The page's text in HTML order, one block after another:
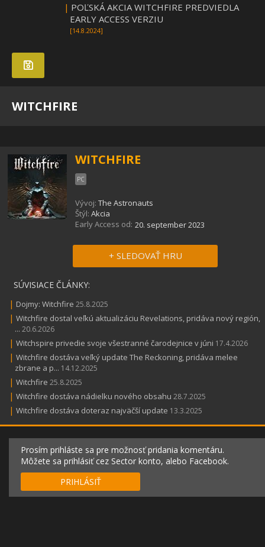
| POĽSKÁ AKCIA WITCHFIRE PREDVIEDLA
EARLY ACCESS VERZIU
[14.8.2024]
WITCHFIRE
WITCHFIRE
PC
Vývoj: The Astronauts
Štýl: Akcia
Early Access od: 20. september 2023
+ SLEDOVAŤ HRU
SÚVISIACE ČLÁNKY:
| Dojmy: Witchfire 25.8.2025
| Witchfire dostal veľkú aktualizáciu Revelations, pridáva nový región,
... 20.6.2026
| Witchspire privedie svoje všestranné čarodejnice v júni 17.4.2026
| Witchfire dostáva veľký update The Reckoning, pridáva melee
zbrane a p... 14.12.2025
| Witchfire 25.8.2025
| Witchfire dostáva nádielku nového obsahu 28.7.2025
| Witchfire dostáva doteraz najväčší update 13.3.2025
Prosím prihláste sa pre možnosť pridania komentáru.
Môžete sa prihlásiť cez Sector konto, alebo Facebook.
PRIHLÁSIŤ